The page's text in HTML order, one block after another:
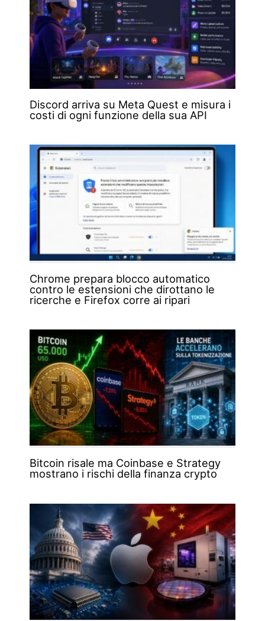
Discord arriva su Meta Quest e misura i
costi di ogni funzione della sua API
Chrome prepara blocco automatico
contro le estensioni che dirottano le
ricerche e Firefox corre ai ripari
Bitcoin risale ma Coinbase e Strategy
mostrano i rischi della finanza crypto